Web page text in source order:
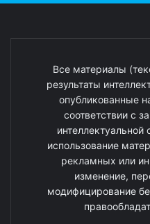
Все материалы
результаты
опубликованные
соответствии с
использование
рекламных или
изменение,
модифицирование